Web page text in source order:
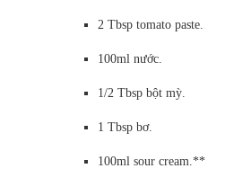
2 Tbsp tomato paste.
100ml nước.
1/2 Tbsp bột mỳ.
1 Tbsp bơ.
100ml sour cream.**